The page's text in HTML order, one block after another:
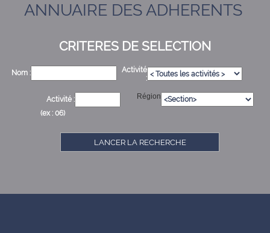
ANNUAIRE DES ADHERENTS
CRITERES DE SELECTION
Nom :
Activité
:
Activité :
(ex : 06)
Région
LANCER LA RECHERCHE